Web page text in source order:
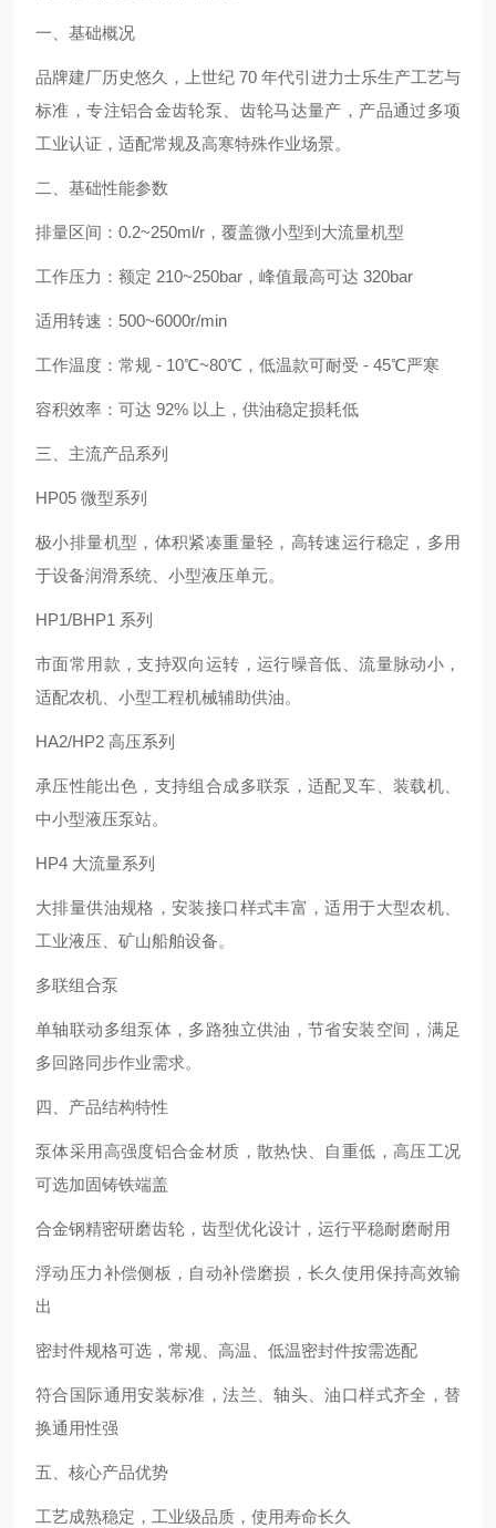
一、基础概况
品牌建厂历史悠久，上世纪 70 年代引进力士乐生产工艺与
标准，专注铝合金齿轮泵、齿轮马达量产，产品通过多项
工业认证，适配常规及高寒特殊作业场景。
二、基础性能参数
排量区间：0.2~250ml/r，覆盖微小型到大流量机型
工作压力：额定 210~250bar，峰值最高可达 320bar
适用转速：500~6000r/min
工作温度：常规 - 10℃~80℃，低温款可耐受 - 45℃严寒
容积效率：可达 92% 以上，供油稳定损耗低
三、主流产品系列
HP05 微型系列
极小排量机型，体积紧凑重量轻，高转速运行稳定，多用
于设备润滑系统、小型液压单元。
HP1/BHP1 系列
市面常用款，支持双向运转，运行噪音低、流量脉动小，
适配农机、小型工程机械辅助供油。
HA2/HP2 高压系列
承压性能出色，支持组合成多联泵，适配叉车、装载机、
中小型液压泵站。
HP4 大流量系列
大排量供油规格，安装接口样式丰富，适用于大型农机、
工业液压、矿山船舶设备。
多联组合泵
单轴联动多组泵体，多路独立供油，节省安装空间，满足
多回路同步作业需求。
四、产品结构特性
泵体采用高强度铝合金材质，散热快、自重低，高压工况
可选加固铸铁端盖
合金钢精密研磨齿轮，齿型优化设计，运行平稳耐磨耐用
浮动压力补偿侧板，自动补偿磨损，长久使用保持高效输
出
密封件规格可选，常规、高温、低温密封件按需选配
符合国际通用安装标准，法兰、轴头、油口样式齐全，替
换通用性强
五、核心产品优势
工艺成熟稳定，工业级品质，使用寿命长久